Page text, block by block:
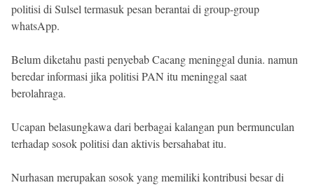
politisi di Sulsel termasuk pesan berantai di group-group
whatsApp.
Belum diketahu pasti penyebab Cacang meninggal dunia. namun
beredar informasi jika politisi PAN itu meninggal saat
berolahraga.
Ucapan belasungkawa dari berbagai kalangan pun bermunculan
terhadap sosok politisi dan aktivis bersahabat itu.
Nurhasan merupakan sosok yang memiliki kontribusi besar di